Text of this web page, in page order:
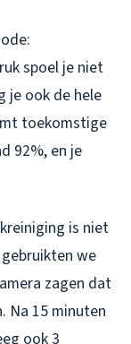
spoel je niet
je ook de hele
toekomstige
92%, en je
is niet
we
zagen dat
Na 15 minuten
ook 3